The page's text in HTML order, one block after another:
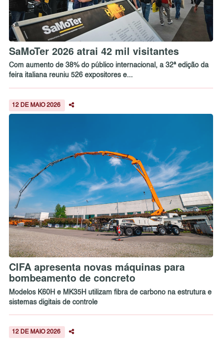
SaMoTer 2026 atrai 42 mil visitantes
Com aumento de 38% do público internacional, a 32ª edição da
feira italiana reuniu 526 expositores e...
12 DE MAIO 2026
CIFA apresenta novas máquinas para
bombeamento de concreto
Modelos K60H e MK35H utilizam fibra de carbono na estrutura e
sistemas digitais de controle
12 DE MAIO 2026